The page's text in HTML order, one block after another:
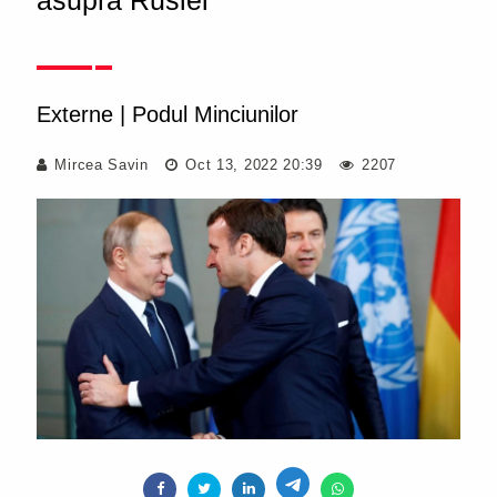
Externe Podul Minciunilor
Mircea Savin Oct 13, 2022 20:39 2207